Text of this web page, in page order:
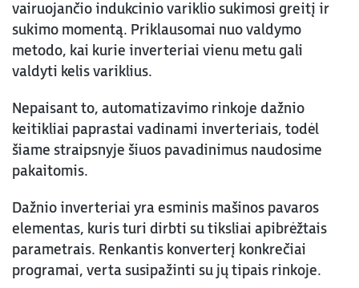
vairuojančio indukcinio variklio sukimosi greitį ir
sukimo momentą. Priklausomai nuo valdymo
metodo, kai kurie inverteriai vienu metu gali
valdyti kelis variklius.
Nepaisant to, automatizavimo rinkoje dažnio
keitikliai paprastai vadinami inverteriais, todėl
šiame straipsnyje šiuos pavadinimus naudosime
pakaitomis.
Dažnio inverteriai yra esminis mašinos pavaros
elementas, kuris turi dirbti su tiksliai apibrėžtais
parametrais. Renkantis konverterį konkrečiai
programai, verta susipažinti su jų tipais rinkoje.